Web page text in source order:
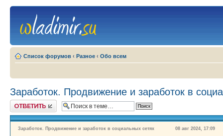
Список форумов ‹ Разное ‹ Обо всем
Заработок. Продвижение и заработок в
Ответить
Заработок. Продвижение и заработок в социальных сетях 08 авг 2024, 17:09